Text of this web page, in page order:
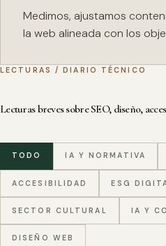
Medimos, ajustamos
la web alineada con los
LECTURAS / DIARIO TÉCNICO
Lecturas breves sobre SEO, diseño,
TODO IA Y NORMATIVA
ACCESIBILIDAD ESG
SECTOR CULTURAL IA Y
DISEÑO WEB